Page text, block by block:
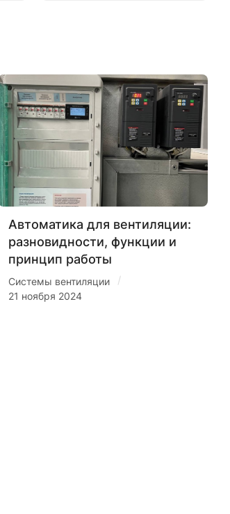
Автоматика для вентиляции:
разновидности, функции и
принцип работы
Системы вентиляции /
21 ноября 2024